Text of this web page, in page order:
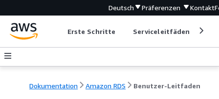
Deutsch Präferenzen Kontakt
Erste Schritte Serviceleitfäden
Dokumentation Amazon RDS Benutzer-Leitfaden